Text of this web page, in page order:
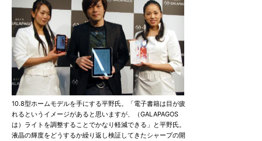
10.8型ホームモデルを手にする平野氏。「電子書籍は目が疲
れるというイメージがあると思いますが、（GALAPAGOS
は）ライトを調整することでかなり軽減できる」と平野氏。
液晶の輝度をどうするか繰り返し検証してきたシャープの開